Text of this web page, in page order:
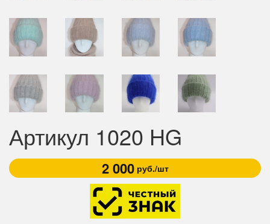
Артикул 1020 HG
2 000руб./шт